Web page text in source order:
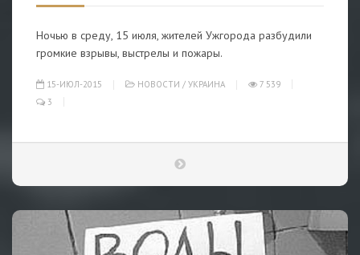
Ночью в среду, 15 июля, жителей Ужгорода разбудили
громкие взрывы, выстрелы и пожары.
15-ИЮЛ-2015 НОВОСТИ / УКРАИНА
7 539
3